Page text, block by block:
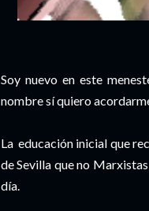
Soy nuevo en este
nombre sí quiero
La educación inicial que
de Sevilla que no
día.